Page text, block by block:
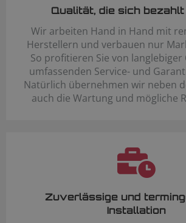
Qualität, die sich
Wir arbeiten Hand in Hand mit
Herstellern und verbauen nur
So profitieren Sie von
umfassenden Service- und
Natürlich übernehmen wir neben
auch die Wartung und mögliche
Zuverlässige und
Installation